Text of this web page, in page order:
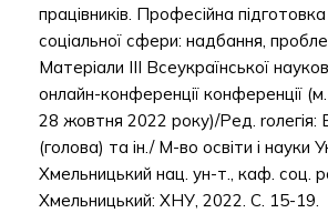
працівників. Професійна підготовка
соціальної сфери: надбання,
Матеріали ІІІ Всеукраїнської
онлайн-конференції конференції
28 жовтня 2022 року)/Ред. rолегія:
(голова) та ін./ М-во освіти і науки
Хмельницький нац. ун-т., каф. соц.
Хмельницький: ХНУ, 2022. С. 15-19.